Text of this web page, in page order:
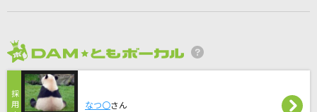
BUMP OF CHICKEN
凍えそうな季節から
Aimer(エメ) なつ〇さん